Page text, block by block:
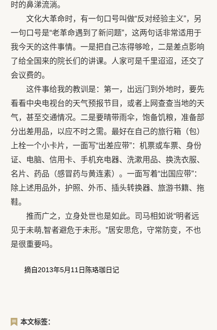
时的鼻涕流淌。
文化大革命时，有一句口号叫做“反对经验主义”，另
一句口号是“老革命遇到了新问题”，这两句话非常适用于
我今天的这件事情。一是把自己冻得够呛，二是差点影响
了给全国来的院长们的讲课。人家可是千里迢迢，还交了
会议费的。
这件事给我的教训是：第一，出远门到外地时，要先
看看中央电视台的天气预报节目，或者上网查查当地的天
气，甚至交通情况。二是要晴带雨伞，饱备饥粮，准备部
分出差用品，以应不时之需。最好在自己的旅行箱（包）
上栓一个小卡片，一面写“出差应带”：机票或车票、身份
证、电脑、信用卡、手机充电器、洗漱用品、换洗衣服、
名片、药品（感冒药与黄连素）。一面写着“出国应带”：
除上述用品外，护照、外币、插头转换器、旅游书籍、拖
鞋。
推而广之，立身处世也是如此。司马相如说“明者远
见于未萌,智者避危于未形。”居安思危，守常防变，不也
是很重要吗。
摘自2013年5月11日陈珞珈日记
本文标签：